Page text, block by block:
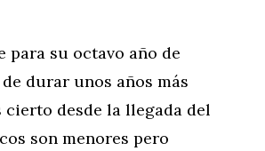
para su octavo año de
durar unos años más
cierto desde la llegada del
son menores pero